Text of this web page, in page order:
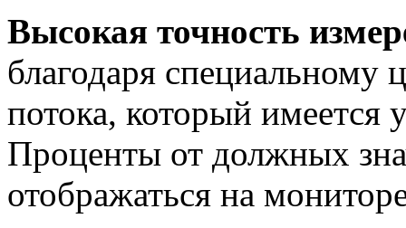
Высокая точность
благодаря
потока, который имеется
Проценты от должных
отображаться на